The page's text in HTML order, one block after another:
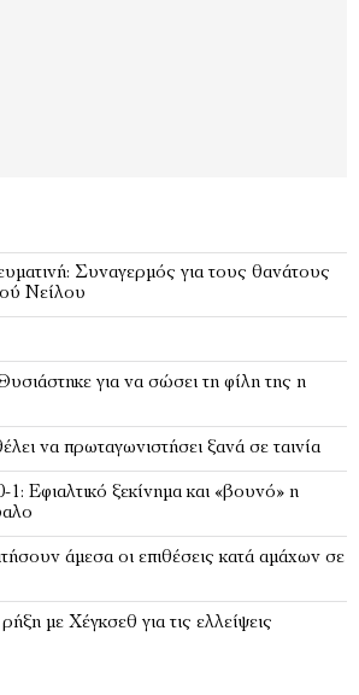
Συναγερμός για τους θανάτους
Νείλου
για να σώσει τη φίλη της η
να πρωταγωνιστήσει ξανά σε ταινία
Εφιαλτικό ξεκίνημα και «βουνό» η
άμεσα οι επιθέσεις κατά αμάχων σε
με Χέγκσεθ για τις ελλείψεις